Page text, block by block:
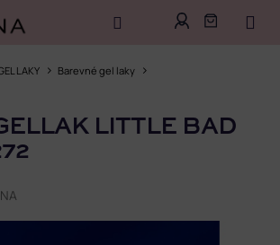
LAKY
Barevné gel laky
LITTLE BAD